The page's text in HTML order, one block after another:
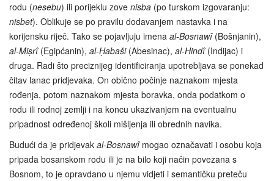
rodu (nesebu) ili porijeklu zove nisba (po turskom izgovaranju:
nisbet). Oblikuje se po pravilu dodavanjem nastavka i na
korijensku riječ. Tako se pojavljuju imena al-Bosnawî(Bošnjanin),
al-Miṣrî(Egipćanin), al-Ḥabaši(Abesinac), al-Hindî(Indijac) i
druga. Radi što preciznijeg identificiranja upotrebljava se ponekad
čitav lanac pridjevaka. On obično počinje naznakom mjesta
rođenja, potom naznakom mjesta boravka, onda podatkom o
rodu ili rodnoj zemlji i na koncu ukazivanjem na eventualnu
pripadnost određenoj školi mišljenja ili obrednih navika.
Budući da je pridjevak al-Bosnawî mogao označavati i osobu koja
pripada bosanskom rodu ili je na bilo koji način povezana s
Bosnom, to je opravdano u njemu vidjeti i semantičku preteču